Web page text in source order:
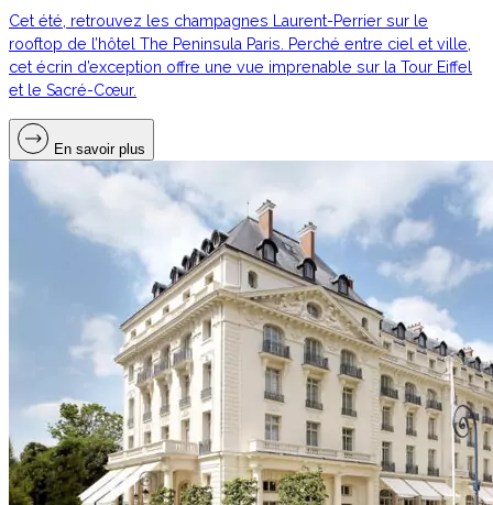
Cet été, retrouvez les champagnes Laurent-Perrier sur le
rooftop de l’hôtel The Peninsula Paris. Perché entre ciel et ville,
cet écrin d’exception offre une vue imprenable sur la Tour Eiffel
et le Sacré-Cœur.
En savoir plus